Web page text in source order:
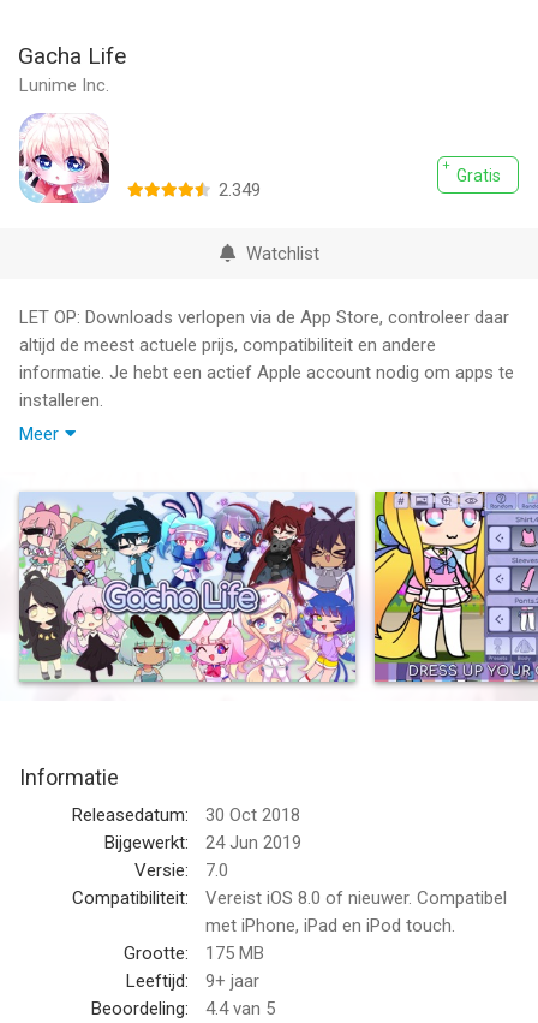
Gacha Life
Lunime Inc.
Gratis
2.349
Watchlist
LET OP: Downloads verlopen via de App Store, controleer daar
altijd de meest actuele prijs, compatibiliteit en andere
informatie. Je hebt een actief Apple account nodig om apps te
installeren.
anime styled characters and dress them up in your favorite
fashion outfits! Choose from hundreds of dresses, shirts,
hairstyles, weapons, and much more! After designing your
characters, enter the Studio and create any scene you can
imagine! Choose from over a hundred backgrounds to create
the perfect story!
favorite mini-games and collect gems to Gacha for rare gifts
to add to your collection! The possibilities are endless! What
are you waiting for? Jump into Gacha Life and begin your
CREATE YOUR OWN CHARACTERS
- Dress up your characters with the latest anime fashion! Mix
and match hundreds of clothes, weapons, hats, and more!
Now with 20 Character Slots!
Meer
Informatie
Releasedatum:
30 Oct 2018
Bijgewerkt:
24 Jun 2019
Versie:
7.0
Compatibiliteit:
Vereist iOS 8.0 of nieuwer. Compatibel
met iPhone, iPad en iPod touch.
Grootte:
175 MB
Leeftijd:
9+ jaar
Beoordeling:
4.4van 5